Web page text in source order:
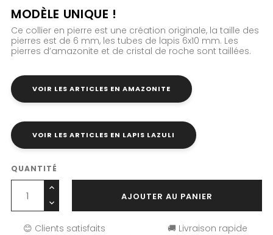
MODÈLE UNIQUE !
Ce collier en pierre est une création originale, la taille des
pierres est de 6 mm, les tubes de lapis 6x10 mm. Les
pierres d’amazonite et de cristal de roche sont taillées.
VOIR LES ARTICLES EN AMAZONITE
VOIR LES ARTICLES EN LAPIS LAZULI
QUANTITÉ
AJOUTER AU PANIER
😊 Clients satisfaits
🚚 Livraison rapide